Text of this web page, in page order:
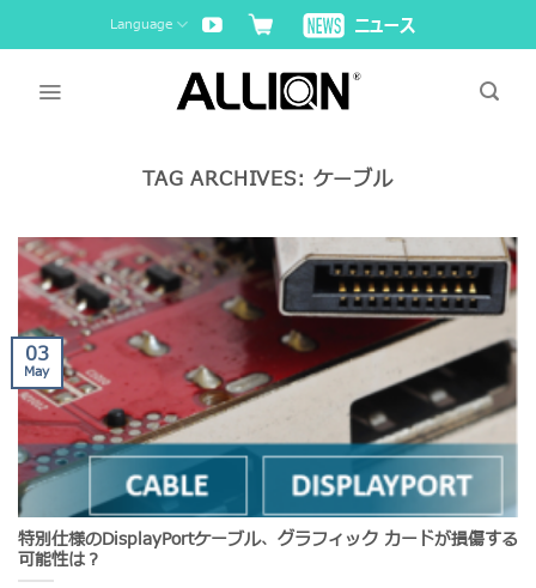
to
Language
TAG ARCHIVES: ケーブル
特別仕様のDisplayPortケーブル、グラフィック カードが損傷する
可能性は？
03
May